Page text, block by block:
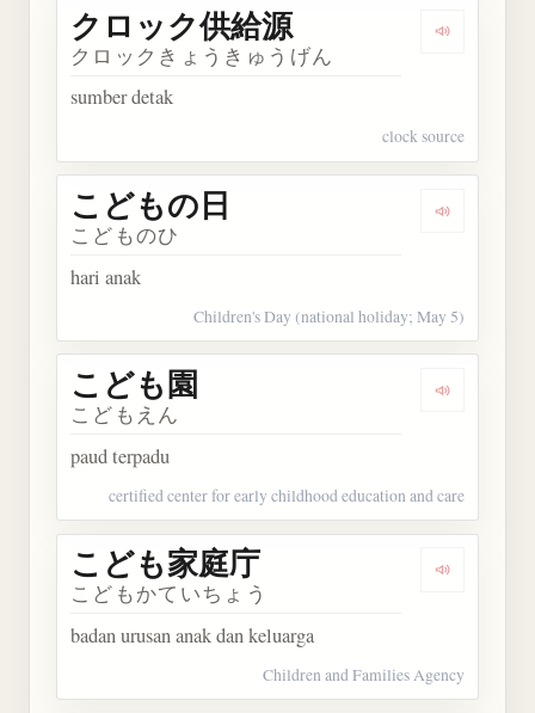
Dengarkan
クロック供給源
クロックきょうきゅうげん
sumber detak
clock source
Dengarkan
こどもの日
こどものひ
hari anak
Children's Day (national holiday; May 5)
Dengarkan
こども園
こどもえん
paud terpadu
certified center for early childhood education and care
Dengarkan
こども家庭庁
こどもかていちょう
badan urusan anak dan keluarga
Children and Families Agency